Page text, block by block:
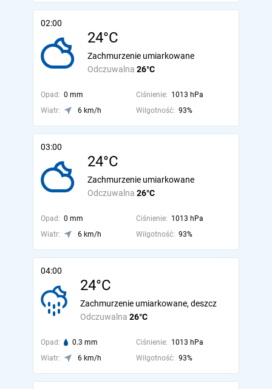
02:00
24°C
Odczuwalna 26°C
Zachmurzenie umiarkowane
Opad: 0 mm Ciśnienie: 1013 hPa
Wiatr:
6 km/h Wilgotność: 93%
03:00
24°C
Odczuwalna 26°C
Zachmurzenie umiarkowane
Opad: 0 mm Ciśnienie: 1013 hPa
Wiatr:
6 km/h Wilgotność: 93%
04:00
24°C
Odczuwalna 26°C
Zachmurzenie umiarkowane, deszcz
Opad: 0.3 mm Ciśnienie: 1013 hPa
Wiatr:
6 km/h Wilgotność: 93%